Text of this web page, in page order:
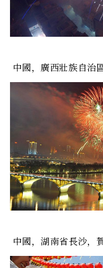
中國，廣西壯族自治
中國，湖南省長沙，